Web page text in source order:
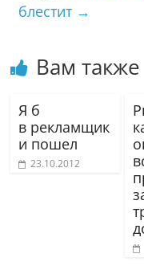
блестит →
Вам
Я б
в рекламщик
и пошел
23.10.2012